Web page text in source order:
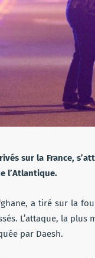
sur la France,
l’Atlantique.
a tiré sur la
L’attaque, la
par Daesh.